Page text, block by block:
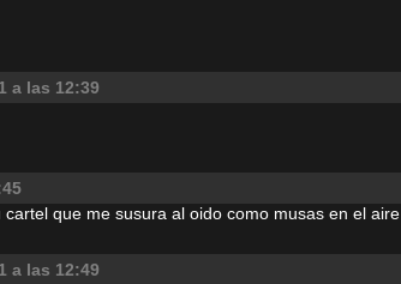
a las 12:39
cartel que me susura al oido como musas en el aire
a las 12:49